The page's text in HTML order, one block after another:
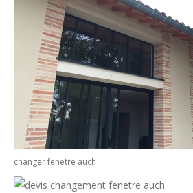
changer fenetre auch